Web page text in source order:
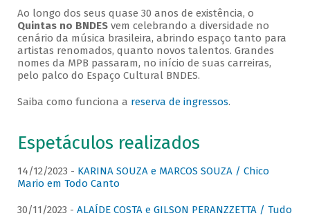
Ao longo dos seus quase 30 anos de existência, o
Quintas no BNDESvem celebrando a diversidade no
cenário da música brasileira, abrindo espaço tanto para
artistas renomados, quanto novos talentos. Grandes
nomes da MPB passaram, no início de suas carreiras,
pelo palco do Espaço Cultural BNDES.
Saiba como funciona a reserva de ingressos.
Espetáculos realizados
14/12/2023 - KARINA SOUZA e MARCOS SOUZA / Chico
Mario em Todo Canto
30/11/2023 - ALAÍDE COSTA e GILSON PERANZZETTA / Tudo